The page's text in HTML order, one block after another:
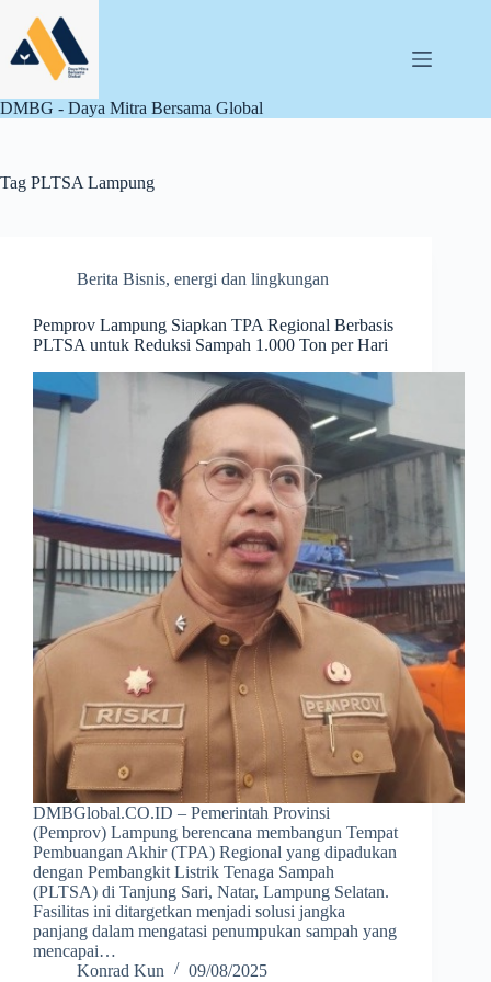
content
DMBG - Daya Mitra Bersama Global
Tag PLTSA Lampung
Berita Bisnis, energi dan lingkungan
Pemprov Lampung Siapkan TPA Regional Berbasis
PLTSA untuk Reduksi Sampah 1.000 Ton per Hari
DMBGlobal.CO.ID – Pemerintah Provinsi
(Pemprov) Lampung berencana membangun Tempat
Pembuangan Akhir (TPA) Regional yang dipadukan
dengan Pembangkit Listrik Tenaga Sampah
(PLTSA) di Tanjung Sari, Natar, Lampung Selatan.
Fasilitas ini ditargetkan menjadi solusi jangka
panjang dalam mengatasi penumpukan sampah yang
mencapai…
Konrad Kun
09/08/2025